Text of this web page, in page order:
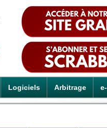
Logiciels Arbitrage